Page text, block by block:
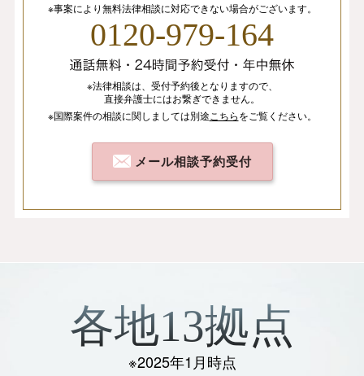
※事案により無料法律相談に対応できない場合がございます。
0120-979-164
※法律相談は、 受付予約後となりますので、
直接弁護士にはお繋ぎできません。
※国際案件の相談に関しましては別途 こちらをご覧ください。
メール相談予約受付
各地13拠点
※2025年1月時点